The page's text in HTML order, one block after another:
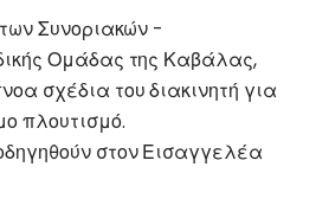
Συνοριακών -
Ομάδας της Καβάλας,
σχέδια του διακινητή για
πλουτισμό.
στον Εισαγγελέα